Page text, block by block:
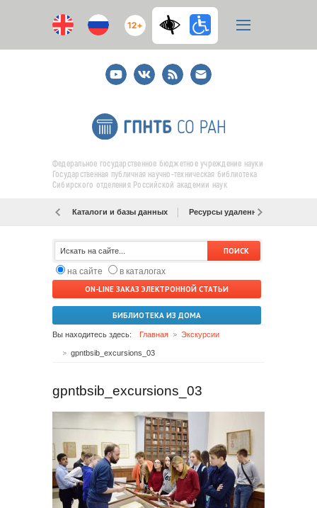
12+
YoutubeВКонтакте
RSS
E-
mail
подписка
Федеральное государственное бюджетное учреждение науки
Государственная публичная научно-техническая библиотека
Сибирского отделения Российской академии наук
Каталоги и базы данных Ресурсы удаленного доступа
на сайте
в каталогах
ON-LINE ЗАКАЗ ЭЛЕКТРОННОЙ СТАТЬИ
БИБЛИОТЕКА ИЗ ДОМА
Вы находитесь здесь: Главная Экскурсии
gpntbsib_excursions_03
gpntbsib_excursions_03